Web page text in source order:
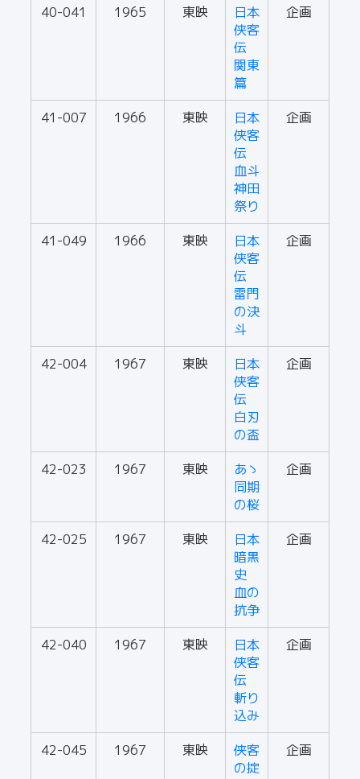
40-041 1965 東映
日本
侠客
伝
関東
篇
企画
41-007 1966 東映
日本
侠客
伝
血斗
神田
祭り
企画
41-049 1966 東映
日本
侠客
伝
雷門
の決
斗
企画
42-004 1967 東映
日本
侠客
伝
白刃
の盃
企画
42-023 1967 東映
あゝ
同期
の桜
企画
42-025 1967 東映
日本
暗黒
史
血の
抗争
企画
42-040 1967 東映
日本
侠客
伝
斬り
込み
企画
42-045 1967 東映
侠客
の掟
企画